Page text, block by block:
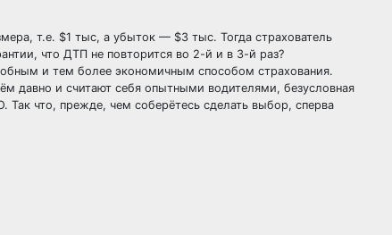
т.е. $1 тыс, а убыток — $3 тыс. Тогда страхователь
что ДТП не повторится во 2-й и в 3-й раз?
и тем более экономичным способом страхования.
давно и считают себя опытными водителями, безусловная
что, прежде, чем соберётесь сделать выбор, сперва